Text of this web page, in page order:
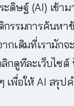
ษฐ์ (AI) เข้าม
กรรมการค้นหา
กเดิมที่เรามัก
กดูทีละเว็บไซ
เพื่อให้ AI สรุป